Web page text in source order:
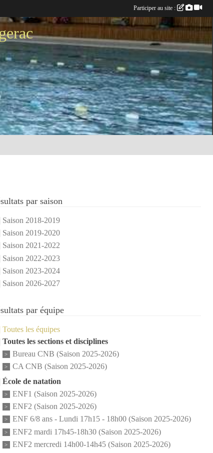
par saison
Saison 2018-2019
Saison 2019-2020
Saison 2021-2022
Saison 2022-2023
Saison 2023-2024
Saison 2026-2027
par équipe
Toutes les équipes
Toutes les sections et disciplines
Bureau CNB (Saison 2025-2026)
CA CNB (Saison 2025-2026)
École de natation
ENF1 (Saison 2025-2026)
ENF2 (Saison 2025-2026)
ENF 6/8 ans - Lundi 17h15 - 18h00 (Saison 2025-2026)
ENF2 mardi 17h45-18h30 (Saison 2025-2026)
ENF2 mercredi 14h00-14h45 (Saison 2025-2026)
Participer au site :